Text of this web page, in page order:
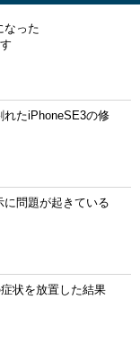
なった
れたiPhoneSE3の修
問題が起きている
状を放置した結果